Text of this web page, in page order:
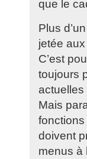
que le
Plus
jetée
C’est
toujours
actuelles
Mais
fonctions
doivent
menus à